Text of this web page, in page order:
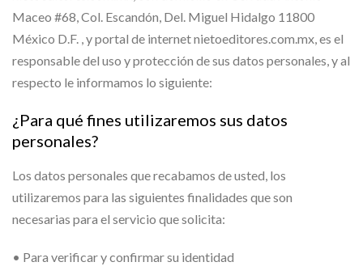
Maceo #68, Col. Escandón, Del. Miguel Hidalgo 11800
México D.F. , y portal de internet nietoeditores.com.mx, es el
responsable del uso y protección de sus datos personales, y al
respecto le informamos lo siguiente:
¿Para qué fines utilizaremos sus datos
personales?
Los datos personales que recabamos de usted, los
utilizaremos para las siguientes finalidades que son
necesarias para el servicio que solicita:
• Para verificar y confirmar su identidad